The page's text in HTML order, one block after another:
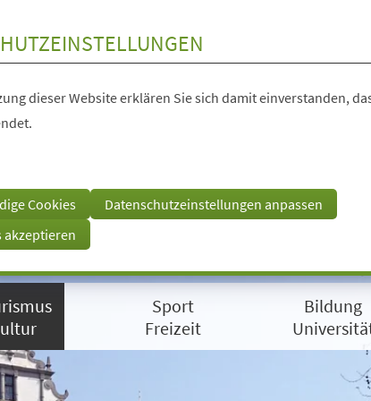
dieser Website erklären Sie sich damit einverstanden,
Cookies
Datenschutzeinstellungen anpassen
akzeptieren
Sport
Freizeit
Bildung